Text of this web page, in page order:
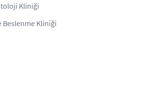
Kliniği
Beslenme Kliniği